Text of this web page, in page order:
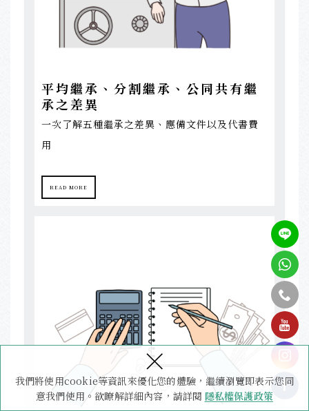
我們將使用cookie等資訊來優化您的體驗，繼續瀏覽即表示您同
意我們使用。欲瞭解詳細內容，請詳閱 隱私權保護政策
×
平均繼承、分割繼承、公同共有繼
承之差異
一次了解五種繼承之差異、應備文件以及代書費
用
READ MORE
tel